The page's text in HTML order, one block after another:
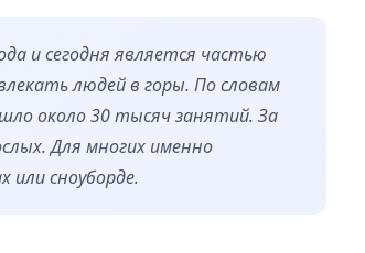
и сегодня является частью
людей в горы. По словам
около 30 тысяч занятий. За
Для многих именно
сноуборде.